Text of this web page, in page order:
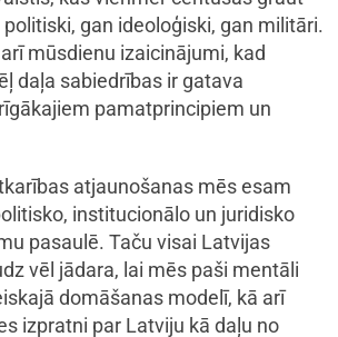
gan ideoloģiski, gan militāri.
mūsdienu izaicinājumi, kad
daļa sabiedrības ir gatava
pamatprincipiem un
atjaunošanas mēs esam
institucionālo un juridisko
pasaulē. Taču visai Latvijas
vēl jādara, lai mēs paši mentāli
domāšanas modelī, kā arī
izpratni par Latviju kā daļu no